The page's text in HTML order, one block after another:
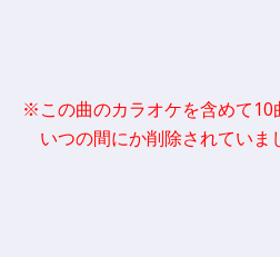
※この曲のカラオケを含めて10
いつの間にか削除されていま